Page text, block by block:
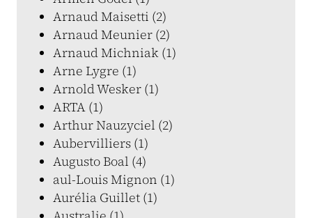
Arnaud Maisetti (2)
Arnaud Meunier (2)
Arnaud Michniak (1)
Arne Lygre (1)
Arnold Wesker (1)
ARTA (1)
Arthur Nauzyciel (2)
Aubervilliers (1)
Augusto Boal (4)
aul-Louis Mignon (1)
Aurélia Guillet (1)